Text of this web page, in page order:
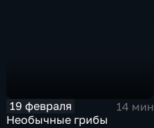
19 февраля
14 мин
Необычные грибы